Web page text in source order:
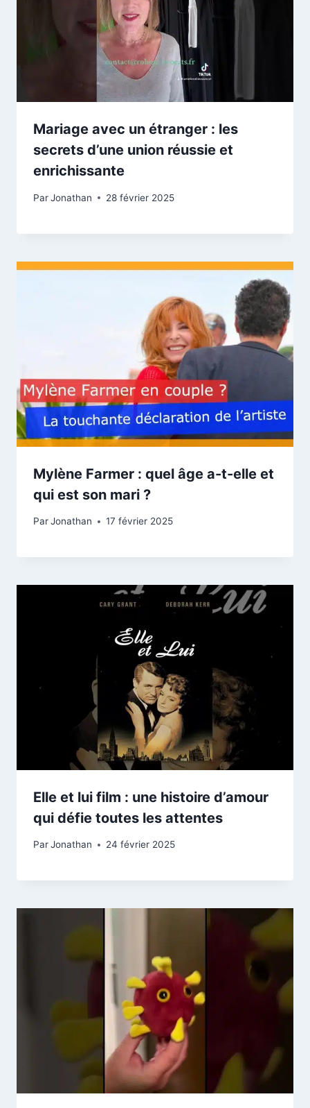
Mariage avec un étranger : les
secrets d’une union réussie et
enrichissante
ParJonathan 28 février 2025
Mylène Farmer : quel âge a-t-elle et
qui est son mari ?
ParJonathan 17 février 2025
Elle et lui film : une histoire d’amour
qui défie toutes les attentes
ParJonathan 24 février 2025